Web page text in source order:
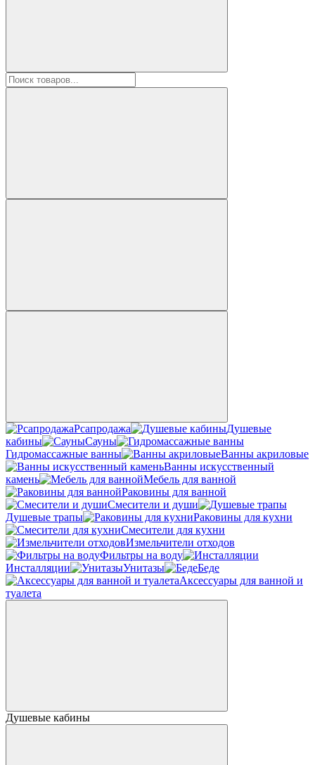
Рсапродажа
Душевые
кабины
Сауны
Гидромассажные ванны
Ванны акриловые
Ванны искусственный
камень
Мебель для ванной
Раковины для ванной
Смесители и души
Душевые трапы
Раковины для кухни
Смесители для кухни
Измельчители отходов
Фильтры на воду
Инсталляции
Унитазы
Беде
Аксессуары для ванной и
туалета
Душевые кабины